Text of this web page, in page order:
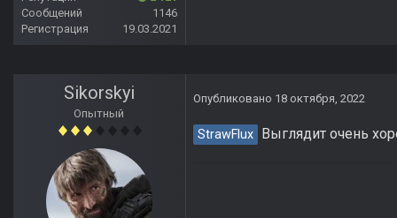
Сообщений
1146
Регистрация
19.03.2021
Sikorskyi
Опытный
Опубликовано 18 октября, 2022
StrawFlux Выглядит очень